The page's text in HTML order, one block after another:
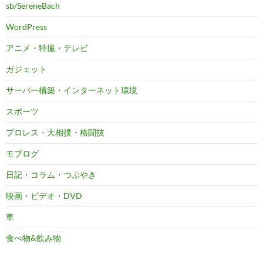
sb/SereneBach
WordPress
アニメ・特撮・テレビ
ガジェット
サーバー構築・インターネット環境
スポーツ
プロレス・大相撲・格闘技
モブログ
日記・コラム・つぶやき
映画・ビデオ・DVD
車
食べ物&飲み物